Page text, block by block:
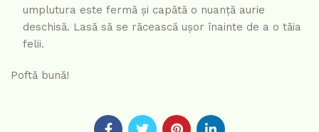
umplutura este fermă și capătă o nuanță aurie
deschisă. Lasă să se răcească ușor înainte de a o tăia
felii.
Poftă bună!